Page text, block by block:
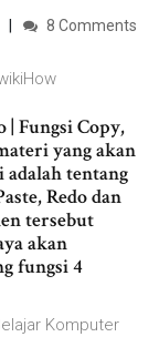
8 Comments
| Fungsi Copy,
yang akan
tentang
Redo dan
tersebut
akan
fungsi 4
Komputer